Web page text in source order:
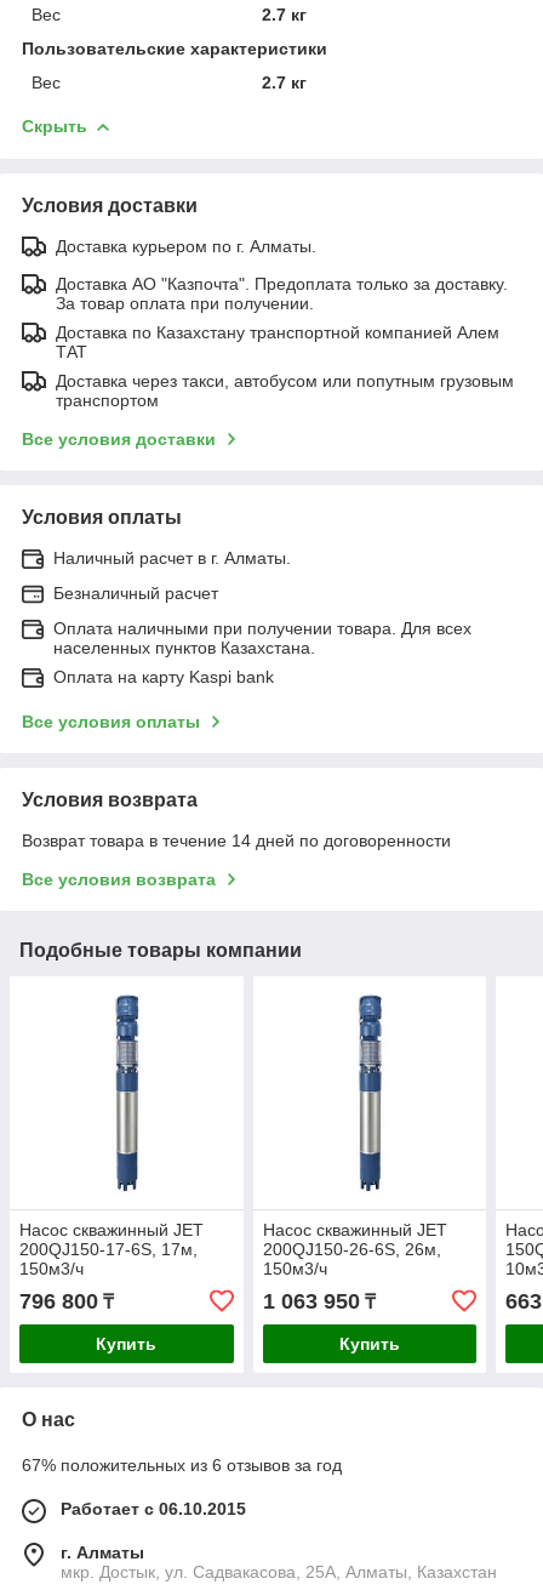
Вес
2.7 кг
Пользовательские характеристики
Вес
2.7 кг
Скрыть
Условия доставки
Доставка курьером по г. Алматы.
Доставка АО "Казпочта". Предоплата только за доставку.
За товар оплата при получении.
Доставка по Казахстану транспортной компанией Алем
ТАТ
Доставка через такси, автобусом или попутным грузовым
транспортом
Все условия доставки
Условия оплаты
Наличный расчет в г. Алматы.
Безналичный расчет
Оплата наличными при получении товара. Для всех
населенных пунктов Казахстана.
Оплата на карту Kaspi bank
Все условия оплаты
Условия возврата
Возврат товара в течение 14 дней по договоренности
Все условия возврата
Подобные товары компании
Насос скважинный JET
200QJ150-17-6S, 17м,
150м3/ч
796 800 ₸
Купить
Насос скважинный JET
200QJ150-26-6S, 26м,
150м3/ч
1 063 950₸
Купить
О нас
67% положительных из 6 отзывов за год
Работает с 06.10.2015
г. Алматы
мкр. Достык, ул. Садвакасова, 25А, Алматы, Казахстан